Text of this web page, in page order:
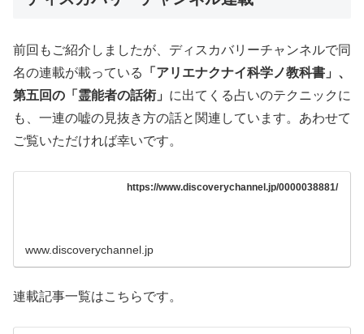
前回もご紹介しましたが、ディスカバリーチャンネルで同
名の連載が載っている
「アリエナクナイ科学ノ教科書」、
第五回の「霊能者の話術」 に出てくる占いのテクニックに
も、一連の嘘の見抜き方の話と関連しています。あわせて
ご覧いただければ幸いです。
https://www.discoverychannel.jp/0000038881/
www.discoverychannel.jp
連載記事一覧はこちらです。